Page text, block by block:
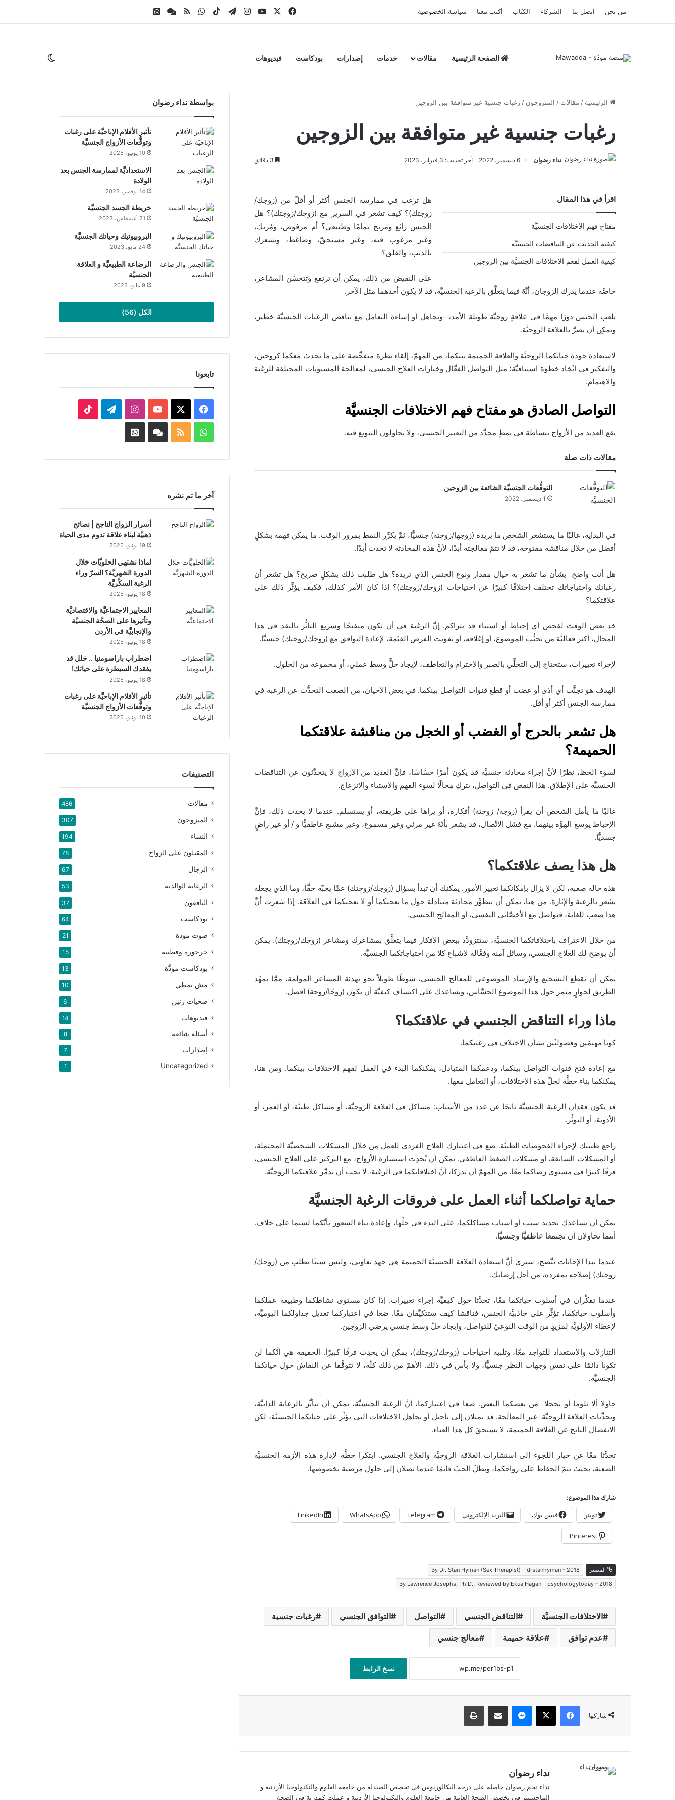
من نحن اتصل بنا الشركاء الكتّاب أكتب معنا سياسة الخصوصية فيسبوك ‫YouTube
انستقرام
تيلقرام ‫TikTokواتسابملخص الموقع RSS
Facebook Channel
Whatsapp Channel
الصفحة الرئيسية مقالات خدمات إصدارات بودكاست فيديوهات الوضع المظلم
الرئيسية / مقالات / المتزوجون / رغبات جنسية غير متوافقة بين الزوجين
رغبات جنسية غير متوافقة بين الزوجين
نداء رضوان 6 ديسمبر، 2022 آخر تحديث: 3 فبراير، 2023
اقرأ في هذا المقال
مفتاح فهم الاختلافات الجنسيَّة
كيفية الحديث عن التناقضات الجنسيَّة
كيفية العمل لفعم الاختلافات الجنسيَّة بين الزوجين
هل ترغب في ممارسة الجنس أكثر أو أقلّ من (زوجك/
زوجتك)؟ كيف تشعر في السرير مع (زوجك/زوجتك)؟ هل
الجنس رائع ومريح تمامًا وطبيعي؟ أم مرفوض، ومُربك،
وغير مرغوب فيه، وغير مستحقّ، وضاغط، ويشعرك
بالذنب، والقلق؟
على النقيض من ذلك، يمكن أن ترتفع وتتحسَّن المشاعر،
خاصَّة عندما يدرك الزوجان، أنَّهُ فيما يتعلَّق بالرغبة الجنسيَّة، قد لا يكون أحدهما مثل الآخر.
يلعب الجنس دورًا مهمًّا في علاقةٍ زوجيَّة طويلة الأمد، وتجاهل أو إساءة التعامل مع تناقض الرغبات الجنسيَّة خطير،
ويمكِن أن يضرَّ بالعلاقة الزوجيَّة.
لاستعادة جودة حياتكما الزوجيَّة والعلاقة الحميمة بينكما، من المهمّ، إلقاء نظرة متفحِّصة على ما يحدث معكما كزوجين،
والتفكير في اتِّخاذ خطوة استباقيَّة؛ مثل التواصل الفعَّال وخيارات العلاج الجنسي، لمعالجة المستويات المختلفة للرغبة
والاهتمام.
التواصل الصادق هو مفتاح فهم الاختلافات الجنسيَّة
يقع العديد من الأزواج ببساطة في نمطٍ محدَّد من التعبير الجنسي، ولا يحاولون التنويع فيه.
مقالات ذات صلة
التوقُّعات الجنسيَّة الشائعة بين الزوجين
1 ديسمبر، 2022
في البداية، غالبًا ما يستشعر الشخص ما يريده (زوجها/زوجته) جنسيًّا، ثمَّ يكرِّر النمط بمرور الوقت. ما يمكن فهمه بشكلٍ
أفضل من خلال مناقشة مفتوحة، قد لا تتمّ معالجته أبدًا، لأنَّ هذه المحادثة لا تحدث أبدًا.
هل أنت واضح بشأن ما تشعر به حيال مقدار ونوع الجنس الذي تريده؟ هل طلبت ذلك بشكلٍ صريح؟ هل تشعر أن
رغباتك واحتياجاتك تختلف اختلافًا كبيرًا عن احتياجات (زوجك/زوجتك)؟ إذا كان الأمر كذلك، فكيف يؤثِّر ذلك على
علاقتكما؟
خذ بعض الوقت لفحص أي إحباط أو استياء قد يتراكم. إنَّ الرغبة في أن تكون منفتحًا وسريع التأثُّر بالنقد في هذا
المجال، أكثر فعاليَّة من تجنُّب الموضوع، أو إغلاقه، أو تفويت الفرص القيّمة، لإعادة التوافق مع (زوجك/زوجتك) جنسيًّا.
لإجراء تغييرات، ستحتاج إلى التحلِّي بالصبر والاحترام والتعاطف، لإيجاد حلٍّ وسط عملي، أو مجموعة من الحلول.
الهدف هو تجنُّب أي أذى أو غضب أو قطع قنوات التواصل بينكما. في بعض الأحيان، من الصعب التحدُّث عن الرغبة في
ممارسة الجنس أكثر أو أقل.
هل تشعر بالحرج أو الغضب أو الخجل من مناقشة علاقتكما
الحميمة؟
لسوء الحظ، نظرًا لأنَّ إجراء محادثة جنسيَّة قد يكون أمرًا حسَّاسًا، فإنَّ العديد من الأزواج لا يتحدَّثون عن التناقضات
الجنسيَّة على الإطلاق. هذا النقص في التواصل، يترك مجالًا لسوء الفهم والاستياء والانزعاج.
غالبًا ما يأمل الشخص أن يقرأ (زوجه/ زوجته) أفكاره، أو يراها على طريقته، أو يستسلم. عندما لا يحدث ذلك، فإنَّ
الإحباط يوسع الهوَّة بينهما. مع فشل الاتِّصال، قد يشعر بأنّهُ غير مرئي وغير مسموع، وغير مشبع عاطفيًّا و / أو غير راضٍ
جسديًّا.
هل هذا يصف علاقتكما؟
هذه حالة صعبة، لكن لا يزال بإمكانكما تغيير الأمور. يمكنك أن تبدأ بسؤال (زوجك/زوجتك) عمَّا يحبّه حقًّا، وما الذي يجعله
يشعر بالرغبة والإثارة. من هنا، يمكن أن تتطوَّر محادثة متبادلة حول ما يعجبكما أو لا يعجبكما في العلاقة. إذا شعرت أنَّ
هذا صعب للغاية، فتواصل مع الأخصَّائي النفسي، أو المعالج الجنسي.
من خلال الاعتراف باختلافاتكما الجنسيَّة، ستتزودَّد ببعض الأفكار فيما يتعلَّق بمشاعرك ومشاعر (زوجك/زوجتك). يمكن
أن يوضح لك العلاج الجنسي، وسائل آمنة وفعَّالة لإشباع كلا من احتياجاتكما الجنسيَّة.
يمكن أن يقطع التشجيع والإرشاد الموضوعي للمعالج الجنسي، شوطًا طويلاً نحو تهدئة المشاعر المؤلمة، ممَّا يمهِّد
الطريق لحوارٍ مثمر حول هذا الموضوع الحسَّاس، ويساعدك على اكتشاف كيفيَّة أن تكون (زوجًا/زوجة) أفضل.
ماذا وراء التناقض الجنسي في علاقتكما؟
كونا مهتمّين وفضوليِّين بشأن الاختلاف في رغبتكما.
مع إعادة فتح قنوات التواصل بينكما، ودعمكما المتبادل، يمكنكما البدء في العمل لفهم الاختلافات بينكما. ومن هنا،
يمكنكما بناء خطَّة لحلّ هذه الاختلافات، أو التعامل معها.
قد يكون فقدان الرغبة الجنسيَّة ناتجًا عن عدد من الأسباب: مشاكل في العلاقة الزوجيَّة، أو مشاكل طبيَّة، أو العمر، أو
الأدوية، أو التوتُّر.
راجع طبيبك لإجراء الفحوصات الطبيَّة. ضع في اعتبارك العلاج الفردي للعمل من خلال المشكلات الشخصيَّة المحتملة،
أو المشكلات السابقة، أو مشكلات الضغط العاطفي. يمكن أن تُحدِث استشارة الأزواج، مع التركيز على العلاج الجنسي،
فرقًا كبيرًا في مستوى رضاكما معًا. من المهمّ أن تدركا، أنَّ اختلافاتكما في الرغبة، لا يجب أن يدمِّر علاقتكما الزوجيَّة.
حماية تواصلكما أثناء العمل على فروقات الرغبة الجنسيَّة
يمكن أن يساعدك تحديد سبب أو أسباب مشاكلكما، على البدء في حلِّها، وإعادة بناء الشعور بأنَّكما لستما على خلاف.
أنتما تحاولان أن تجتمعا عاطفيًّا وجنسيًّا.
عندما تبدأ الإجابات تتَّضح، سترى أنَّ استعادة العلاقة الجنسيَّة الحميمة هي جهد تعاوني، وليس شيئًا تطلب من (زوجك/
زوجتك) إصلاحه بمفرده، من أجل إرضائك.
عندما تفكِّران في أسلوب حياتكما معًا، تحدَّثا حول كيفيَّة إجراء تغييرات. إذا كان مستوى نشاطكما وطبيعة عملكما
وأسلوب حياتكما، تؤثِّر على جاذبيَّة الجنس، فناقشا كيف ستتكيَّفان معًا. ضعا في اعتباركما تعديل جداولكما اليوميَّة،
لإعطاء الأولويَّة لمزيدٍ من الوقت النوعيّ للتواصل، وإيجاد حلّ وسط جنسي يرضي الزوجين.
التنازلات والاستعداد للتواجد معًا، وتلبية احتياجات (زوجك/زوجتك)، يمكن أن يحدِث فرقًا كبيرًا. الحقيقة هي أنَّكما لن
تكونا دائمًا على نفس وجهات النظر جنسيًّا، ولا بأس في ذلك. الأهمّ من ذلك كلّه، لا تتوقَّفا عن النقاش حول حياتكما
الجنسيَّة.
حاولا ألا تلوما أو تخجلا من بعضكما البعض. ضعا في اعتباركما، أنَّ الرغبة الجنسيَّة، يمكن أن تتأثَّر بالرعاية الذاتيَّة،
وتحدِّيات العلاقة الزوجيَّة غير المعالَجة. قد تميلان إلى تأجيل أو تجاهل الاختلافات التي تؤثِّر على حياتكما الجنسيَّة، لكن
الانفصال الناتج عن العلاقة الحميمة، لا يستحقّ كل هذا العناء.
تحدَّثا معًا عن خيار اللجوء إلى استشارات العلاقة الزوجيَّة والعلاج الجنسي. ابتكرا خطَّة لإدارة هذه الأزمة الجنسيَّة
الصعبة، بحيث يتمّ الحفاظ على زواجكما، ويظلّ الحبّ قائمًا عندما تصلان إلى حلول مرضية بخصوصها.
شارك هذا الموضوع:
تويتر فيس بوك البريد الإلكتروني Telegram
WhatsApp
LinkedIn
Pinterest
المصدر
By Dr. Stan Hyman (Sex Therapist) – drstanhyman - 2018
By Lawrence Josephs, Ph.D., Reviewed by Ekua Hagan – psychologytoday - 2018
الاختلافات الجنسيَّة التناقض الجنسي التواصل التوافق الجنسي رغبات جنسية
عدم توافق علاقة حميمة معالج جنسي
نسخ الرابط
شاركها
فيسبوك ‫X ماسنجر مشاركة عبر البريد طباعة
نداء رضوان
نداء نجم رضوان حاصلة على درجة البكالوريوس في تخصص الصيدلة من جامعة العلوم والتكنولوجيا الأردنية و
الماجستير في تخصص الصحة العامة من جامعة العلوم والتكنولوجيا الأردنية و عملت كمدربة في الصحة
بواسطة نداء رضوان
تأثير الأفلام الإباحيَّة على رغبات
وتوقُّعات الأزواج الجنسيَّة
10 يونيو، 2025
الاستعداديَّة لممارسة الجنس بعد
الولادة
14 نوفمبر، 2023
خريطة الجسد الجنسيَّة
21 أغسطس، 2023
البروبيوتيك وحياتك الجنسيَّة
24 مايو، 2023
الرضاعة الطبيعيَّة و العلاقة
الجنسيَّة
9 مايو، 2023
الكل (56)
تابعونا
فيسبوك ‫YouTubeانستقرامتيلقرام
واتسابملخصFacebook
Whatsapp
آخر ما تم نشره
أسرار الزواج الناجح | نصائح
ذهبيَّة لبناء علاقة تدوم مدى الحياة
19 يونيو، 2025
لماذا نشتهي الحلويَّات خلال
الدورة الشهريَّة؟ السرّ وراء
الرغبة السكَّريَّة
18 يونيو، 2025
المعايير الاجتماعيَّة والاقتصاديَّة
وتأثيرها على الصحَّة الجنسيَّة
والإنجابيَّة في الأردن
18 يونيو، 2025
اضطراب باراسومنيا .. خلل قد
يفقدك السيطرة على حياتك!
18 يونيو، 2025
تأثير الأفلام الإباحيَّة على رغبات
وتوقُّعات الأزواج الجنسيَّة
10 يونيو، 2025
التصنيفات
مقالات 486
المتزوجون 307
النساء 194
المقبلون على الزواج 78
الرجال 67
الرعاية الوالدية 53
اليافعون 37
بودكاست 64
صوت مودة 21
جرجورة وفطينة 15
بودكاست مودَّة 13
مش نمطي 10
صحيات رنين 6
فيديوهات 14
أسئلة شائعة 8
إصدارات 7
Uncategorized
1